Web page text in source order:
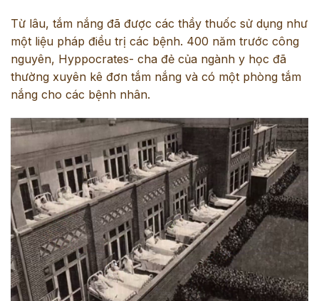
Từ lâu, tắm nắng đã được các thầy thuốc sử dụng như
một liệu pháp điều trị các bệnh. 400 năm trước công
nguyên, Hyppocrates- cha đẻ của ngành y học đã
thường xuyên kê đơn tắm nắng và có một phòng tắm
nắng cho các bệnh nhân.